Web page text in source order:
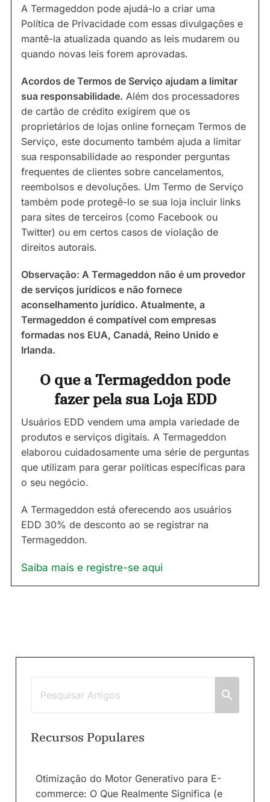
A Termageddon pode ajudá-lo a criar uma
Política de Privacidade com essas divulgações e
mantê-la atualizada quando as leis mudarem ou
quando novas leis forem aprovadas.
Acordos de Termos de Serviço ajudam a limitar
sua responsabilidade. Além dos processadores
de cartão de crédito exigirem que os
proprietários de lojas online forneçam Termos de
Serviço, este documento também ajuda a limitar
sua responsabilidade ao responder perguntas
frequentes de clientes sobre cancelamentos,
reembolsos e devoluções. Um Termo de Serviço
também pode protegê-lo se sua loja incluir links
para sites de terceiros (como Facebook ou
Twitter) ou em certos casos de violação de
direitos autorais.
Observação: A Termageddon não é um provedor
de serviços jurídicos e não fornece
aconselhamento jurídico. Atualmente, a
Termageddon é compatível com empresas
formadas nos EUA, Canadá, Reino Unido e
Irlanda.
O que a Termageddon pode
fazer pela sua Loja EDD
Usuários EDD vendem uma ampla variedade de
produtos e serviços digitais. A Termageddon
elaborou cuidadosamente uma série de perguntas
que utilizam para gerar políticas específicas para
o seu negócio.
A Termageddon está oferecendo aos usuários
EDD 30% de desconto ao se registrar na
Termageddon.
Saiba mais e registre-se aqui
Recursos Populares
Otimização do Motor Generativo para E-
commerce: O Que Realmente Significa (e